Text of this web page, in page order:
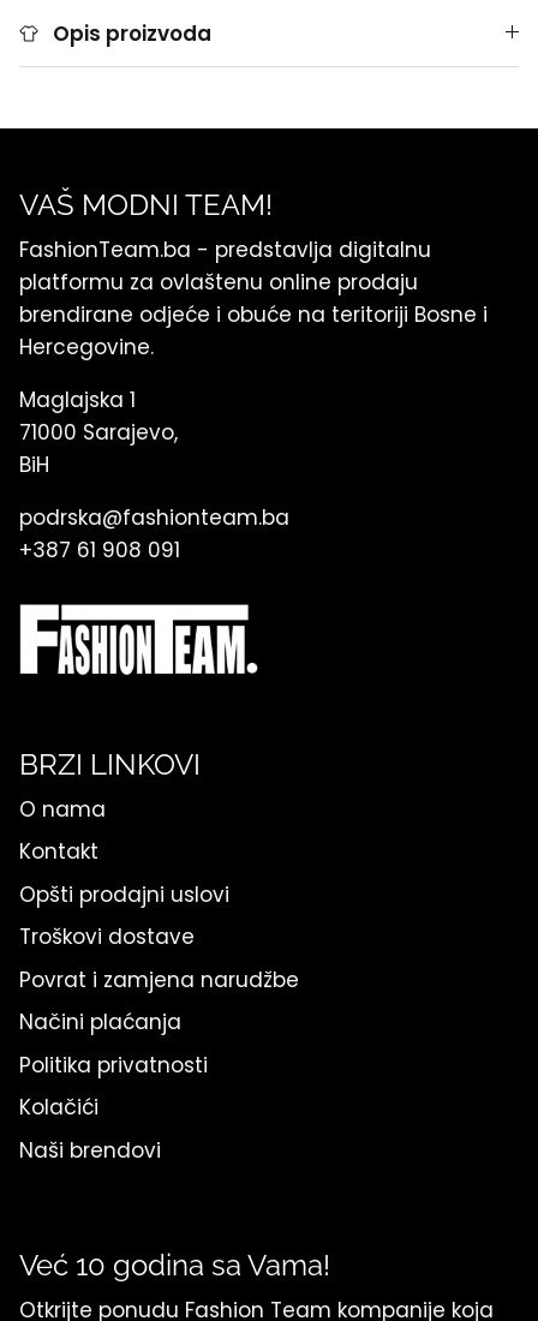
Opis proizvoda
VAŠ MODNI TEAM!
FashionTeam.ba - predstavlja digitalnu
platformu za ovlaštenu online prodaju
brendirane odjeće i obuće na teritoriji Bosne i
Hercegovine.
Maglajska 1
71000 Sarajevo,
BiH
podrska@fashionteam.ba
+387 61 908 091
BRZI LINKOVI
O nama
Kontakt
Opšti prodajni uslovi
Troškovi dostave
Povrat i zamjena narudžbe
Načini plaćanja
Politika privatnosti
Kolačići
Naši brendovi
Već 10 godina sa Vama!
Otkrijte ponudu Fashion Team kompanije koja